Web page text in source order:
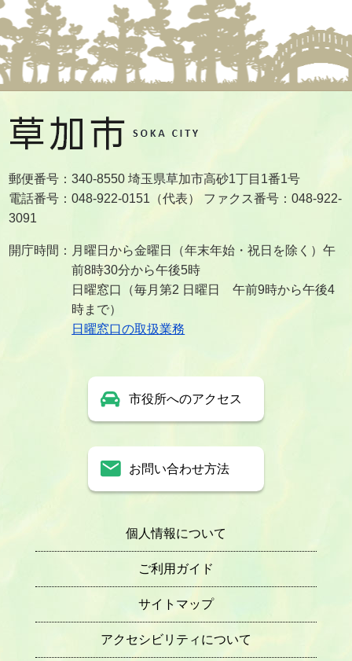
郵便番号：340-8550 埼玉県草加市高砂1丁目1番1号
電話番号：048-922-0151（代表） ファクス番号：048-922-
3091
開庁時間：月曜日から金曜日（年末年始・祝日を除く）午
前8時30分から午後5時
日曜窓口（毎月第2 日曜日 午前9時から午後4
時まで）
日曜窓口の取扱業務
市役所へのアクセス
お問い合わせ方法
個人情報について
ご利用ガイド
サイトマップ
アクセシビリティについて